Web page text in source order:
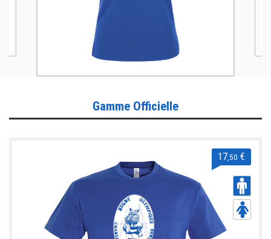
Gamme Officielle
17 ,50 €